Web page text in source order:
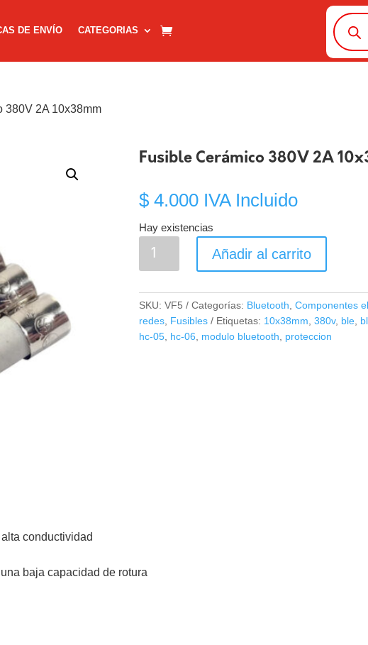
DE ENVÍO CATEGORIAS
de
380V 2A 10x38mm
Fusible Cerámico 380V 2A
$4.000 IVA Incluido
Hay existencias
Fusible
10x38mm
cantidad
Añadir al carrito
SKU: VF5 Categorías: Bluetooth Componentes
redes, Fusibles Etiquetas: 10x38mm 380v, ble,
hc-05, hc-06 modulo bluetooth proteccion
conductividad
baja capacidad de rotura